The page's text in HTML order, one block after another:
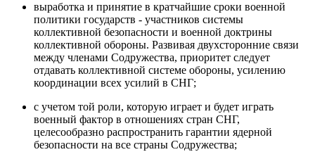
выработка и принятие в кратчайшие сроки военной
политики государств - участников системы
коллективной безопасности и военной доктрины
коллективной обороны. Развивая двухсторонние связи
между членами Содружества, приоритет следует
отдавать коллективной системе обороны, усилению
координации всех усилий в СНГ;
с учетом той роли, которую играет и будет играть
военный фактор в отношениях стран СНГ,
целесообразно распространить гарантии ядерной
безопасности на все страны Содружества;